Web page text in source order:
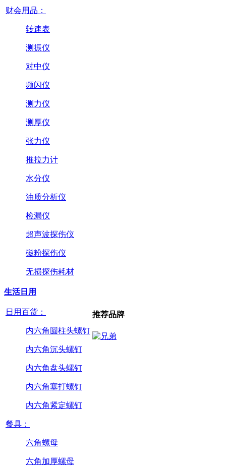
财会用品：
转速表
测振仪
对中仪
频闪仪
测力仪
测厚仪
张力仪
推拉力计
水分仪
油质分析仪
检漏仪
超声波探伤仪
磁粉探伤仪
无损探伤耗材
生活日用
日用百货：
内六角圆柱头螺钉
内六角沉头螺钉
内六角盘头螺钉
内六角塞打螺钉
内六角紧定螺钉
餐具：
六角螺母
六角加厚螺母
推荐品牌